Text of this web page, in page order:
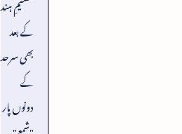
کے بعد
بھی سرحد
کے
دونوں پار